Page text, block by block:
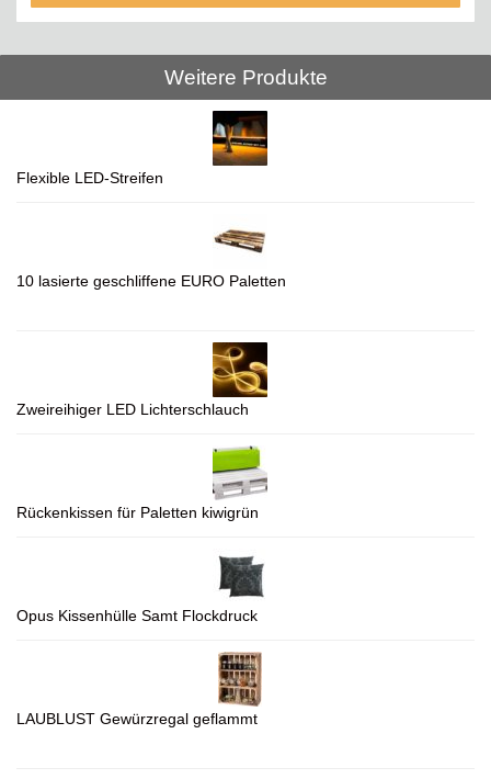
Weitere Produkte
Flexible LED-Streifen
10 lasierte geschliffene EURO Paletten
Zweireihiger LED Lichterschlauch
Rückenkissen für Paletten kiwigrün
Opus Kissenhülle Samt Flockdruck
LAUBLUST Gewürzregal geflammt